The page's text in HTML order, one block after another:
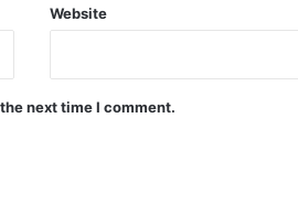
Website
next time I comment.